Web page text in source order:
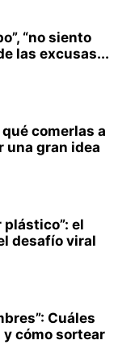
“no siento
las excusas...
comerlas a
una gran idea
plástico”: el
desafío viral
Cuáles
cómo sortear